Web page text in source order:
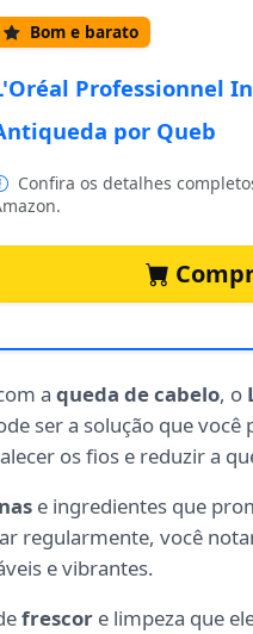
Bom e barato
Professionnel
por Queb
Confira os detalhes
a queda de cabelo, o
ser a solução que
os fios e reduzir a
e ingredientes que
regularmente, você
e vibrantes.
frescor e limpeza que